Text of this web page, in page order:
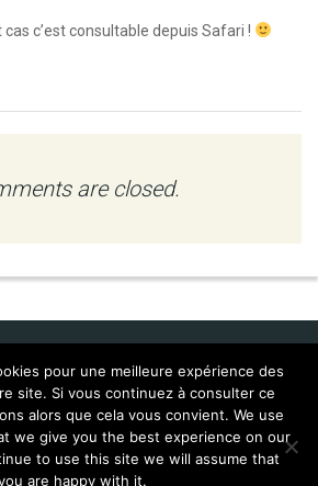
cas c’est consultable depuis Safari !
are closed.
Localisations
Scripts
pour une meilleure expérience des
site. Si vous continuez à consulter ce
alors que cela vous convient. We use
we give you the best experience on our
to use this site we will assume that
are happy with it.